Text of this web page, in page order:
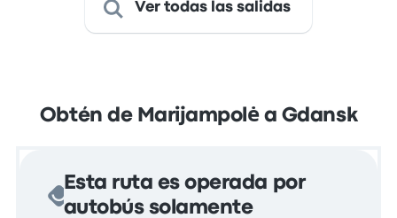
Ver todas las salidas
Obtén de Marijampolė a Gdansk
Esta ruta es operada por
autobús solamente